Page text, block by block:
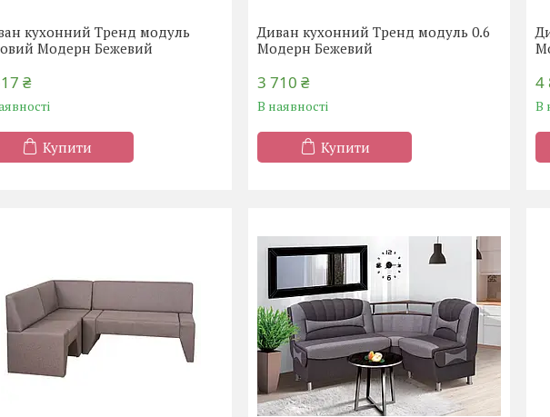
кухонний Тренд модуль
Модерн Бежевий
₴
Купити
Диван кухонний Тренд модуль 0.6
Модерн Бежевий
3 710 ₴
В наявності
Купити
4
В